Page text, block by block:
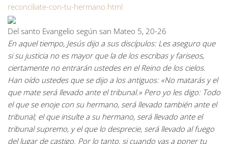
reconciliate-con-tu-hermano.html
Del santo Evangelio según san Mateo 5, 20-26
En aquel tiempo, Jesús dijo a sus discípulos: Les aseguro que
si su justicia no es mayor que la de los escribas y fariseos,
ciertamente no entrarán ustedes en el Reino de los cielos.
Han oído ustedes que se dijo a los antiguos: «No matarás y el
que mate será llevado ante el tribunal.» Pero yo les digo: Todo
el que se enoje con su hermano, será llevado también ante el
tribunal; el que insulte a su hermano, será llevado ante el
tribunal supremo, y el que lo desprecie, será llevado al fuego
del lugar de castigo. Por lo tanto, si cuando vas a poner tu